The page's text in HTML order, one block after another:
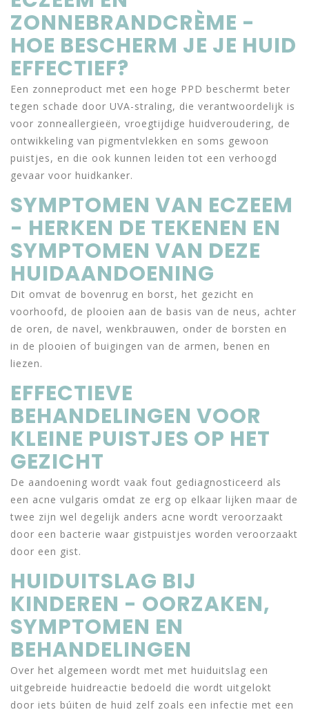
ZONNEBRANDCRÈME -
HOE BESCHERM JE JE HUID
EFFECTIEF?
Een zonneproduct met een hoge PPD beschermt beter
tegen schade door UVA-straling, die verantwoordelijk is
voor zonneallergieën, vroegtijdige huidveroudering, de
ontwikkeling van pigmentvlekken en soms gewoon
puistjes, en die ook kunnen leiden tot een verhoogd
gevaar voor huidkanker.
SYMPTOMEN VAN ECZEEM
- HERKEN DE TEKENEN EN
SYMPTOMEN VAN DEZE
HUIDAANDOENING
Dit omvat de bovenrug en borst, het gezicht en
voorhoofd, de plooien aan de basis van de neus, achter
de oren, de navel, wenkbrauwen, onder de borsten en
in de plooien of buigingen van de armen, benen en
liezen.
EFFECTIEVE
BEHANDELINGEN VOOR
KLEINE PUISTJES OP HET
GEZICHT
De aandoening wordt vaak fout gediagnosticeerd als
een acne vulgaris omdat ze erg op elkaar lijken maar de
twee zijn wel degelijk anders acne wordt veroorzaakt
door een bacterie waar gistpuistjes worden veroorzaakt
door een gist.
HUIDUITSLAG BIJ
KINDEREN - OORZAKEN,
SYMPTOMEN EN
BEHANDELINGEN
Over het algemeen wordt met met huiduitslag een
uitgebreide huidreactie bedoeld die wordt uitgelokt
door iets búiten de huid zelf zoals een infectie met een